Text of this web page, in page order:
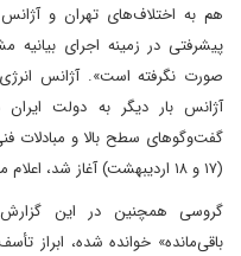
هم به اختلاف‌های تهران و
صورت نگرفته است». آژانس
آژانس بار دیگر به دولت
(۱۷ و ۱۸ اردیبهشت) آغاز شد، اعلام می‌کند».
گروسی همچنین در این گزارش
باقی‌مانده» خوانده شده، ابراز